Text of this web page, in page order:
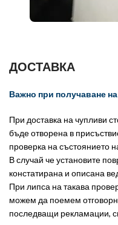
ДОСТАВКА
Важно при получаване
При доставка на чупливи
бъде отворена в
проверка на състоянието
В случай че установите
констатирана и описана
При липса на такава
можем да поемем
последващи рекламации,